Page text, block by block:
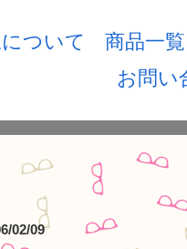
ついて 商品一覧
お問い
02/09